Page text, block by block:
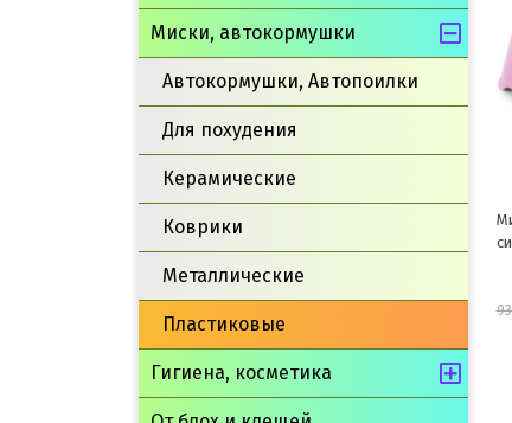
Миски, автокормушки
Автокормушки, Автопоилки
Для похудения
Керамические
Коврики
Металлические
Пластиковые
Гигиена, косметика